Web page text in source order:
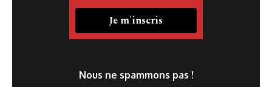
Nous ne spammons pas !